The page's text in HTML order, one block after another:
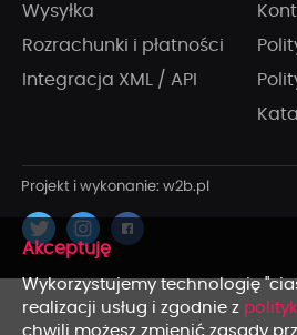
Wysyłka
Rozrachunki i płatności
Integracja XML / API
x
Wykorzystujemy technologię
realizacji usług i zgodnie z
chwili możesz zmienić zasady